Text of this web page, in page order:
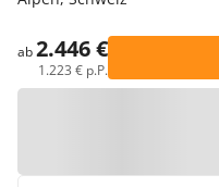
ab2.446 €
1.223 € p.P.